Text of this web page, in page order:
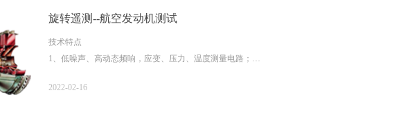
旋转遥测--航空发动机测试
技术特点
1、低噪声、高动态频响，应变、压力、温度测量电路；
3、高转速下高码速率光调制数字信号传输技术，满足喷气发动机通道数多、采样率要求高的测量要
2022-02-16